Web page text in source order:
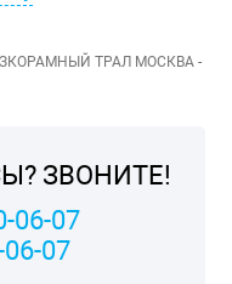
ТРАЛ МОСКВА -
ЗВОНИТЕ!
06-07
07